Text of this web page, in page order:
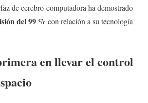
de cerebro-computadora ha demostrado
del 99 % con relación a su tecnología
en llevar el control